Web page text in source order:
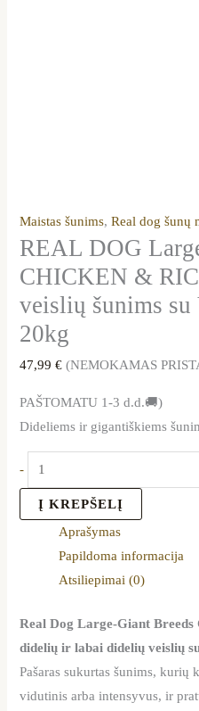
Maistas šunims,Real dog šunų
REAL DOG
CHICKEN &
veislių šunims
20kg
47,99€ (NEMOKAMAS
PAŠTOMATU 1-3 d.d.🚚)
Dideliems ir gigantiškiems
-
Į KREPŠELĮ
Aprašymas
Papildoma informacija
Atsiliepimai (0)
Real Dog Large-Giant Breeds
didelių ir labai didelių veislių
Pašaras sukurtas šunims,
vidutinis arba intensyvus, ir